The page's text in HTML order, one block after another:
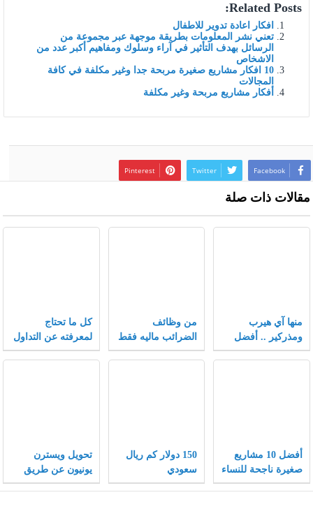
Related Posts:
افكار اعادة تدوير للاطفال
تعني نشر المعلومات بطريقة موجهة عبر مجموعة من
الرسائل بهدف التأثير في آراء وسلوك ومفاهيم أكبر عدد من
الاشخاص
10 افكار مشاريع صغيرة مربحة جدا وغير مكلفة في كافة
المجالات
أفكار مشاريع مربحة وغير مكلفة
Facebook
Twitter
Pinterest
مقالات ذات صلة
منها آي هيرب
ومذركير .. أفضل
كوبونات خصم تلقى
من وظائف
الضرائب ماليه فقط
كل ما تحتاج
لمعرفته عن التداول
في سوق الفوركس
أفضل 10 مشاريع
صغيرة ناجحة للنساء
ونصائح هامة لنجاح
150 دولار كم ريال
سعودي
تحويل ويسترن
يونيون عن طريق
الفيزا